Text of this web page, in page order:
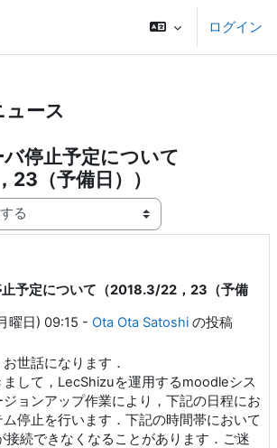
ログイン
ース
停止予定について
23（予備日））
予定について（2018.3/22，23（予備
曜日) 09:15 - Ota Ota Satoshi の投稿
世話になります．
して，LecShizuを運用するmoodleシス
ジョンアップ作業により，下記の日程にお
停止を行います．下記の時間帯において
接続できなくなることがあります．ご迷